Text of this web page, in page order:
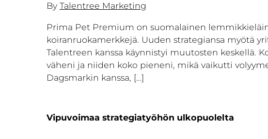
By Talentree Marketing
Prima Pet Premium on suomalainen
koiranruokamerkkejä. Uuden strategiansa myötä
Talentreen kanssa käynnistyi muutosten keskellä.
väheni ja niiden koko pieneni, mikä vaikutti
Dagsmarkin kanssa, […]
Vipuvoimaa strategiatyöhön ulkopuolelta